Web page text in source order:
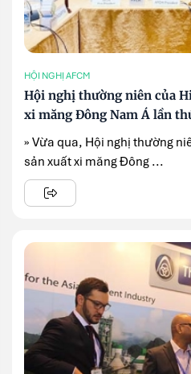
HỘI NGHỊ AFCM
Hội nghị thường niên của
xi măng Đông Nam Á lần
» Vừa qua, Hội nghị thường
sản xuất xi măng Đông ...